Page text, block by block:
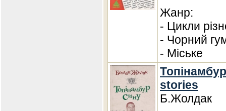
Жанр:
- Цикли
- Чорний
- Міське
stories
Б.Жолдак